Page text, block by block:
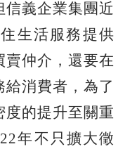
信義企業集團近
生活服務提供
賣仲介，還要在
給消費者，為了
度的提升至關重
年不只擴大徵